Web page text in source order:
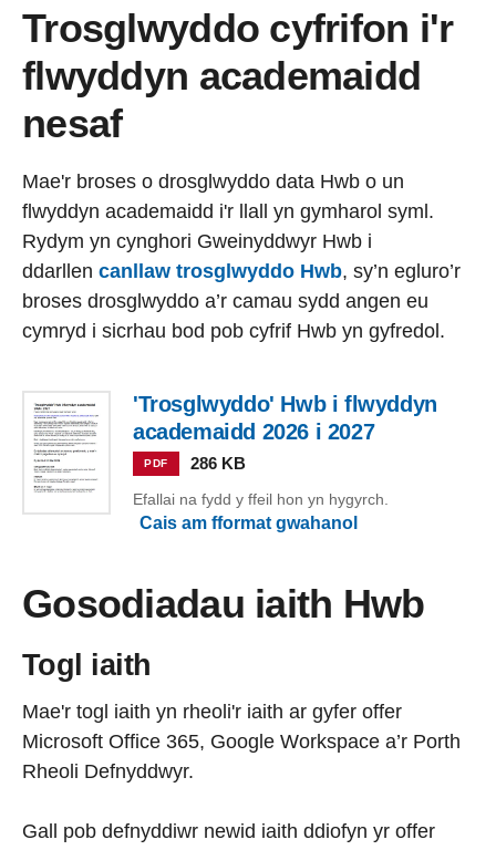
Trosglwyddo cyfrifon i'r
flwyddyn academaidd
nesaf
Mae'r broses o drosglwyddo data Hwb o un
flwyddyn academaidd i'r llall yn gymharol syml.
Rydym yn cynghori Gweinyddwyr Hwb i
ddarllen canllaw trosglwyddo Hwb, sy’n egluro’r
broses drosglwyddo a’r camau sydd angen eu
cymryd i sicrhau bod pob cyfrif Hwb yn gyfredol.
'Trosglwyddo' Hwb i flwyddyn
academaidd 2026 i 2027
PDF 286 KB
Efallai na fydd y ffeil hon yn hygyrch.
Cais am fformat gwahanol
Gosodiadau iaith Hwb
Togl iaith
Mae'r togl iaith yn rheoli'r iaith ar gyfer offer
Microsoft Office 365, Google Workspace a’r Porth
Rheoli Defnyddwyr.
Gall pob defnyddiwr newid iaith ddiofyn yr offer